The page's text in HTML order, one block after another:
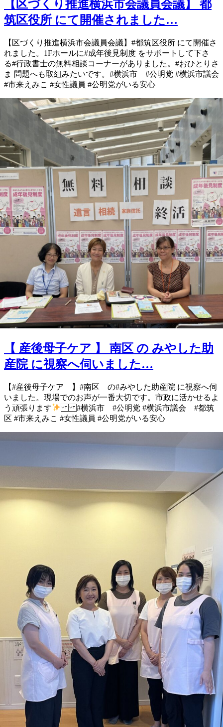
【区づくり推進横浜市会議員会議】 都
筑区役所 にて開催されました…
【区づくり推進横浜市会議員会議】 #都筑区役所 にて開催さ
れました。 1Fホールに #成年後見制度 をサポートして下さ
る #行政書士 の無料相談コーナーが ありました。 #おひとりさ
ま 問題へも 取組みたいです。 #横浜市 #公明党 #横浜市議会
#市来えみこ #女性議員 #公明党がいる安心
【 産後母子ケア 】 南区 の みやした助
産院 に視察へ伺いました…
【#産後母子ケア 】 #南区 の #みやした助産院 に視察へ伺
いました。 現場でのお声が一番大切です。 市政に活かせるよ
う頑張ります
#横浜市 #公明党 #横浜市議会 #都筑
区 #市来えみこ #女性議員 #公明党がいる安心